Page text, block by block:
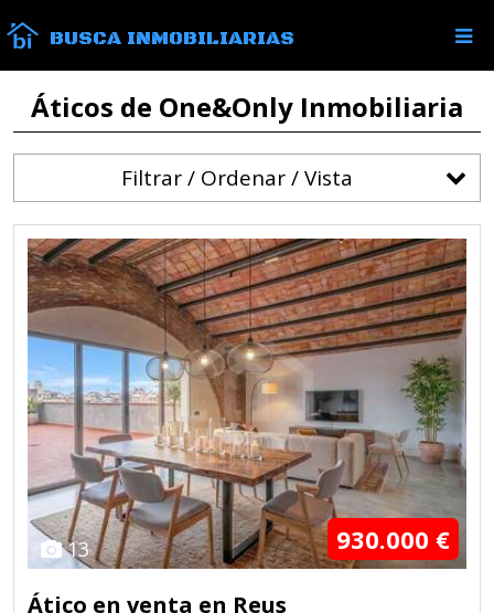
BUSCA INMOBILIARIAS
Áticos de One&Only Inmobiliaria
Filtrar / Ordenar / Vista
13 930.000 €
Ático en venta en Reus